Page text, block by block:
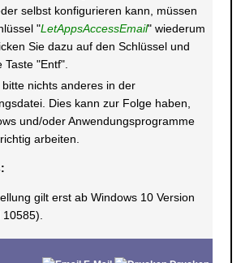
selbst konfigurieren kann, müssen
"LetAppsAccessEmail" wiederum
Sie dazu auf den Schlüssel und
"Entf".
nichts anderes in der
Dies kann zur Folge haben,
und/oder Anwendungsprogramme
arbeiten.
gilt erst ab Windows 10 Version